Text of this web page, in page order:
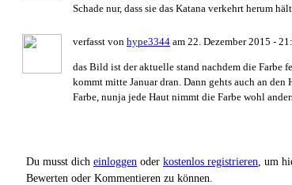
Schade nur, dass sie das Katana verkehrt herum
verfasst von hype3344 am 22. Dezember 2015 -
das Bild ist der aktuelle stand nachdem die Farbe
kommt mitte Januar dran. Dann gehts auch an den
Farbe, nunja jede Haut nimmt die Farbe wohl
Du musst dich einloggen oder kostenlos registrieren , um
Bewerten oder Kommentieren zu können.